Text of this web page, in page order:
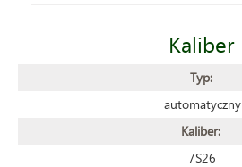
Kaliber
Typ:
automatyczny
Kaliber:
7S26